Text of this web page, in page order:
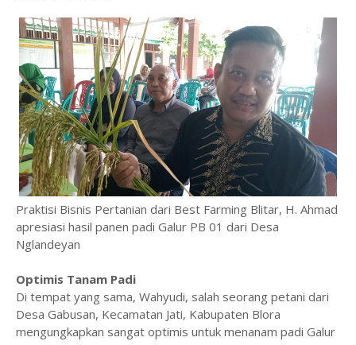
Praktisi Bisnis Pertanian dari Best Farming Blitar, H. Ahmad
apresiasi hasil panen padi Galur PB 01 dari Desa
Nglandeyan
Optimis Tanam Padi
Di tempat yang sama, Wahyudi, salah seorang petani dari
Desa Gabusan, Kecamatan Jati, Kabupaten Blora
mengungkapkan sangat optimis untuk menanam padi Galur